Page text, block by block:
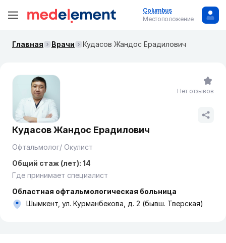
Columbus
Местоположение
Главная Врачи Кудасов Жандос Ерадилович
Кудасов Жандос Ерадилович
Офтальмолог/ Окулист
Общий стаж (лет): 14
Где принимает специалист
Областная офтальмологическая больница
Шымкент, ул. Курманбекова, д. 2 (бывш. Тверская)
Нет отзывов